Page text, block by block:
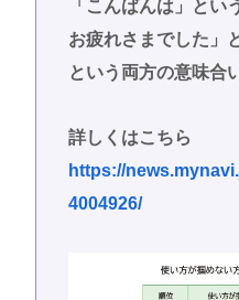
「こんばんは」とい
お疲れさまでした」
という両方の意味合
詳しくはこちら
https://
4004926/